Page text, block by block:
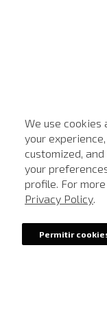
We use cookies
your
customized,
your
profile. For
Privacy Policy.
Permitir